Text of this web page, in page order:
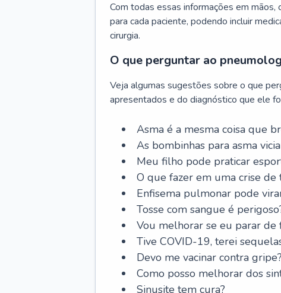
Com todas essas informações em
para cada paciente, podendo incluir
cirurgia.
O que perguntar ao
Veja algumas sugestões sobre o que
apresentados e do diagnóstico que ele
Asma é a mesma coisa que
As bombinhas para asma
Meu filho pode praticar
O que fazer em uma crise de
Enfisema pulmonar pode
Tosse com sangue é
Vou melhorar se eu parar de
Tive COVID-19, terei
Devo me vacinar contra gripe?
Como posso melhorar dos
Sinusite tem cura?